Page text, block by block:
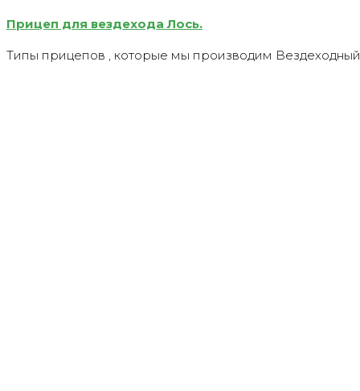
Прицеп для вездехода Лось.
Типы прицепов , которые мы производим